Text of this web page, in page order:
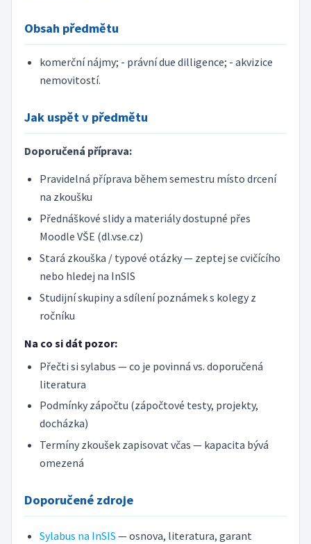
Obsah předmětu
komerční nájmy; - právní due dilligence; - akvizice
nemovitostí.
Jak uspět v předmětu
Doporučená příprava:
Pravidelná příprava během semestru místo drcení
na zkoušku
Přednáškové slidy a materiály dostupné přes
Moodle VŠE (dl.vse.cz)
Stará zkouška / typové otázky — zeptej se cvičícího
nebo hledej na InSIS
Studijní skupiny a sdílení poznámek s kolegy z
ročníku
Na co si dát pozor:
Přečti si sylabus — co je povinná vs. doporučená
literatura
Podmínky zápočtu (zápočtové testy, projekty,
docházka)
Termíny zkoušek zapisovat včas — kapacita bývá
omezená
Doporučené zdroje
Sylabus na InSIS — osnova, literatura, garant